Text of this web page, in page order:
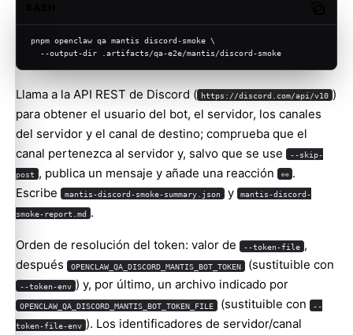
pnpm openclaw qa mantis discord-smoke \
  --output-dir .artifacts/qa-e2e/mantis/discord-smoke
Llama a la API REST de Discord ( https://discord.com/api/v10 )
para obtener el usuario del bot, el servidor, los canales
del servidor y el canal de destino; comprueba que el
canal pertenezca al servidor y, salvo que se use
--skip-
post , publica un mensaje y añade una reacción 👀 .
Escribe
mantis-discord-smoke-summary.json y mantis-discord-
smoke-report.md .
Orden de resolución del token: valor de --token-file ,
después
OPENCLAW_QA_DISCORD_MANTIS_BOT_TOKEN (sustituible con
--token-env ) y, por último, un archivo indicado por
OPENCLAW_QA_DISCORD_MANTIS_BOT_TOKEN_FILE (sustituible con --
token-file-env ). Los identificadores de servidor/canal